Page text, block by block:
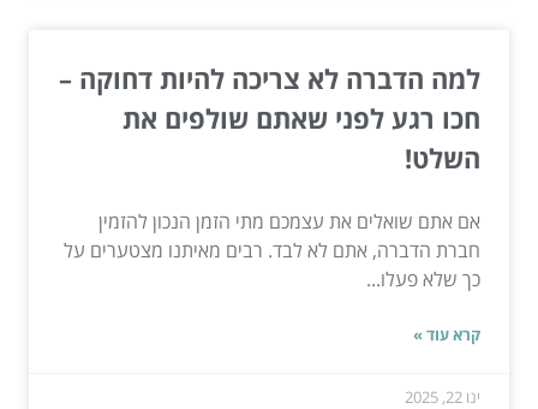
למה הדברה לא צריכה להיות דחוקה –
חכו רגע לפני שאתם שולפים את
השלט!
אם אתם שואלים את עצמכם מתי הזמן הנכון להזמין
חברת הדברה, אתם לא לבד. רבים מאיתנו מצטערים על
כך שלא פעלו...
קרא עוד »
ינו 22, 2025